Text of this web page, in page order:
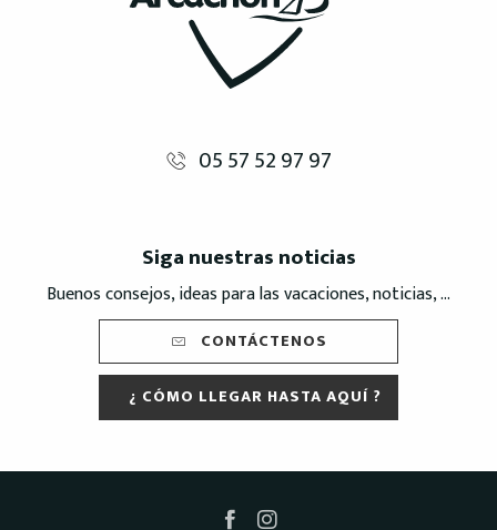
05 57 52 97 97
Siga nuestras noticias
Buenos consejos, ideas para las vacaciones, noticias, ...
CONTÁCTENOS
¿ CÓMO LLEGAR HASTA AQUÍ ?